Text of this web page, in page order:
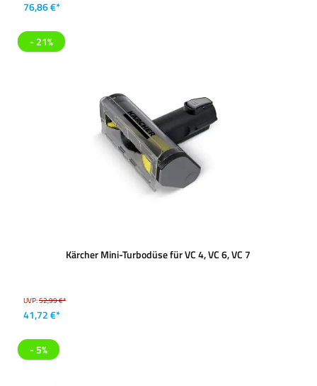
76,86 €*
- 21%
Kärcher Mini-Turbodüse für VC 4, VC 6, VC 7
UVP:52,99 €*
41,72 €*
- 5%